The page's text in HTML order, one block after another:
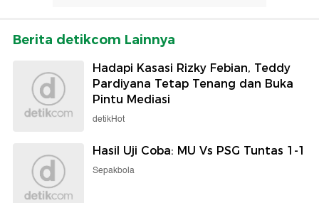
Berita detikcom Lainnya
Hadapi Kasasi Rizky Febian, Teddy
Pardiyana Tetap Tenang dan Buka
Pintu Mediasi
detikHot
Hasil Uji Coba: MU Vs PSG Tuntas 1-1
Sepakbola